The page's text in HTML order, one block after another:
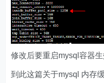
修改后要重启mysql容器生
到此这篇关于mysql 内存